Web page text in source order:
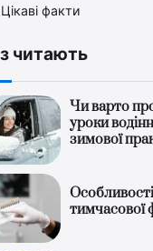
Цікаві факти
читають
Чи варто
уроки
зимової
тимчасової